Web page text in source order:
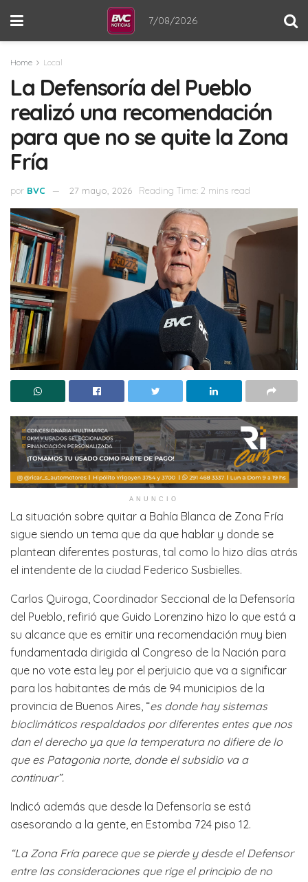
7/08/2026
Home Local
La Defensoría del Pueblo
realizó una recomendación
para que no se quite la Zona
Fría
por BVC 27 mayo, 2026 Reading Time: 2 mins read
ANUNCIO
La situación sobre quitar a Bahía Blanca de Zona Fría
sigue siendo un tema que da que hablar y donde se
plantean diferentes posturas, tal como lo hizo días atrás
el intendente de la ciudad Federico Susbielles.
Carlos Quiroga, Coordinador Seccional de la Defensoría
del Pueblo, refirió que Guido Lorenzino hizo lo que está a
su alcance que es emitir una recomendación muy bien
fundamentada dirigida al Congreso de la Nación para
que no vote esta ley por el perjuicio que va a significar
para los habitantes de más de 94 municipios de la
provincia de Buenos Aires, “es donde hay sistemas
bioclimáticos respaldados por diferentes entes que nos
dan el derecho ya que la temperatura no difiere de lo
que es Patagonia norte, donde el subsidio va a
continuar”.
Indicó además que desde la Defensoría se está
asesorando a la gente, en Estomba 724 piso 12.
“La Zona Fría parece que se pierde y desde el Defensor
entre las consideraciones que rige el principio de no